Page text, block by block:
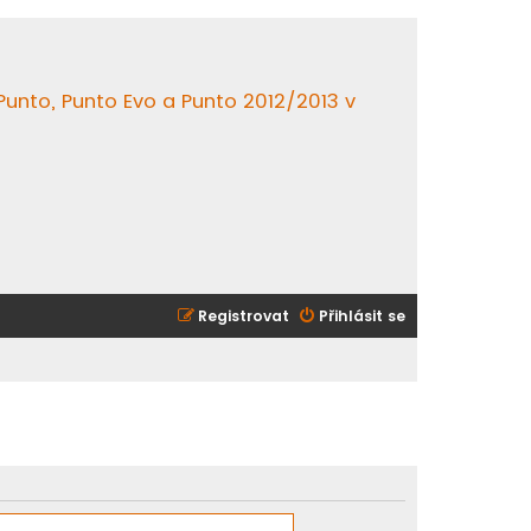
Punto Evo a Punto 2012/2013 v
Přihlásit se
Registrovat